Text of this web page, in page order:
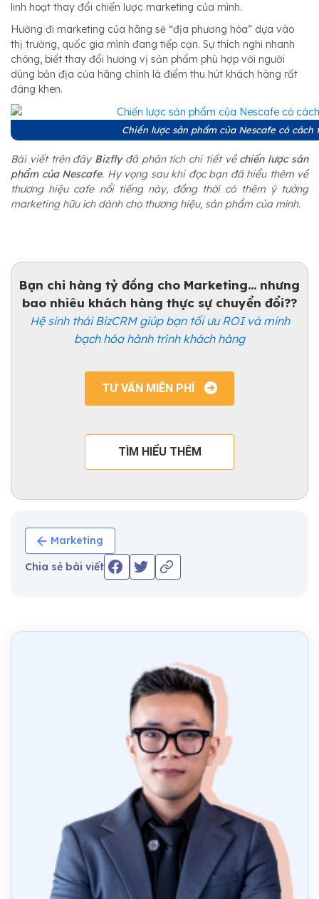
linh hoạt thay đổi chiến lược marketing của mình.
Hướng đi marketing của hãng sẽ “địa phương hóa” dựa vào
thị trường, quốc gia mình đang tiếp cạn. Sự thích nghi nhanh
chóng, biết thay đổi hương vị sản phẩm phù hợp với người
dùng bản địa của hãng chính là điểm thu hút khách hàng rất
đáng khen.
Chiến lược sản phẩm của Nescafe có
Bài viết trên đây Bizflyđã phân tích chi tiết vềchiến lược sản
phẩm của Nescafe. Hy vọng sau khi đọc bạn đã hiểu thêm về
thương hiệu cafe nổi tiếng này, đồng thời có thêm ý tưởng
marketing hữu ích dành cho thương hiệu, sản phẩm của mình.
Bạn chi hàng tỷ đồng cho Marketing... nhưng
bao nhiêu khách hàng thực sự chuyển đổi??
Hệ sinh thái BizCRM giúp bạn tối ưu ROI và minh
bạch hóa hành trình khách hàng
TƯ VẤN MIỄN PHÍ
TÌM HIỂU THÊM
Marketing
Chia sẻ bài viết